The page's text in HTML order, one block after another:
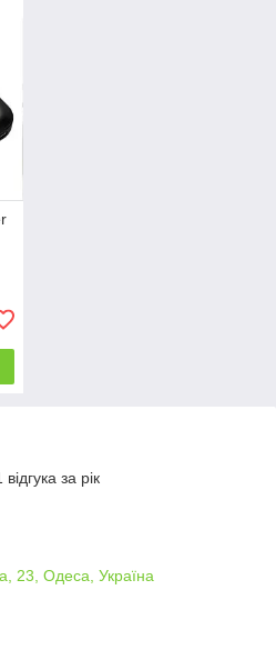
за рік
23, Одеса, Україна